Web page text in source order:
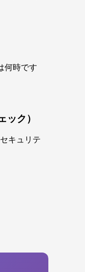
何時です
ク）
キュリテ